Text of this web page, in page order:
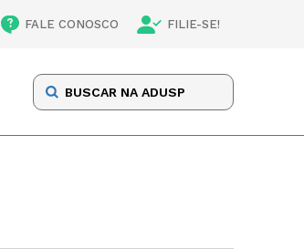
FALE CONOSCO FILIE-SE!